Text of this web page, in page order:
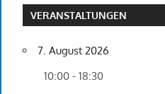
VERANSTALTUNGEN
7. August 2026
10:00 - 18:30